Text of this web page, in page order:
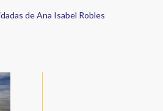
de Ana Isabel Robles